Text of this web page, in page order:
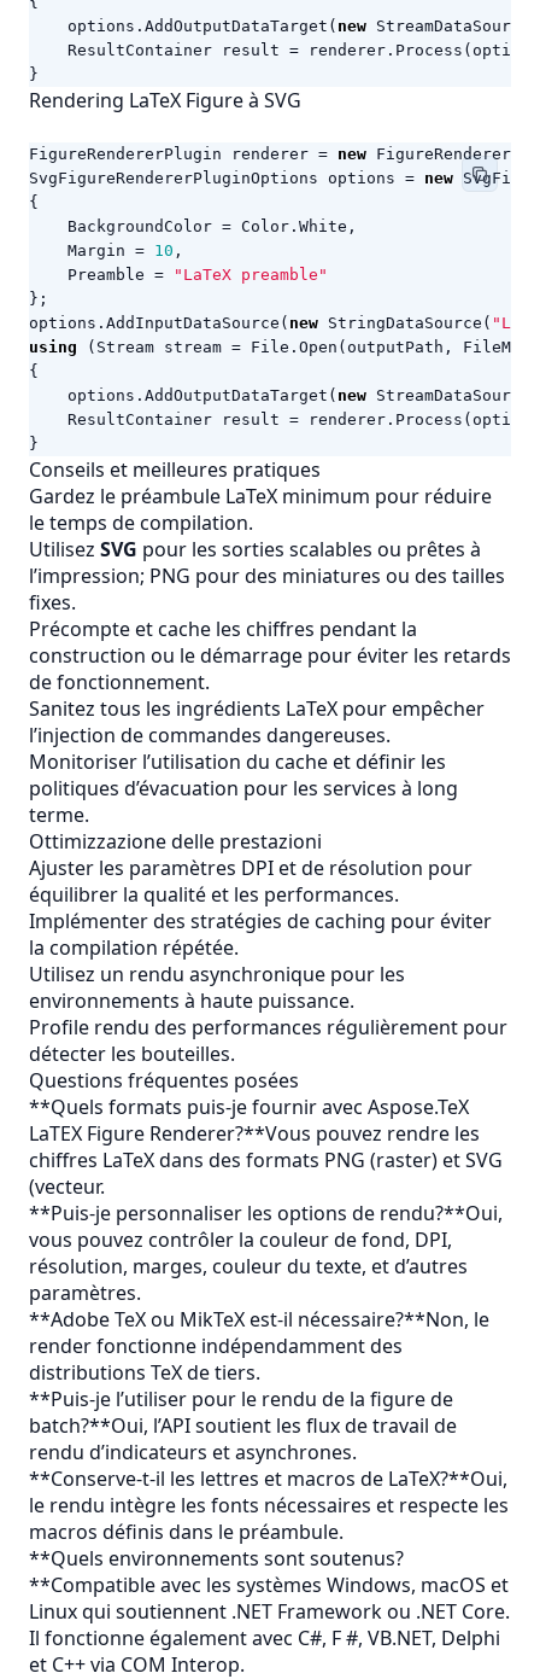
options . AddOutputDataTarget ( new StreamDataSource
ResultContainer
result = renderer . Process ( options
}
Rendering LaTeX Figure à SVG
FigureRendererPlugin renderer = new
SvgFigureRendererPluginOptions
options = new
{
BackgroundColor = Color . White ,
Margin = 10 ,
Preamble =
"LaTeX preamble"
};
options . AddInputDataSource ( new StringDataSource (
using
( Stream stream = File . Open ( outputPath ,
FileMode
{
options . AddOutputDataTarget ( new StreamDataSource
ResultContainer
result = renderer . Process ( options
}
Conseils et meilleures pratiques
Gardez le préambule LaTeX minimum pour réduire
le temps de compilation.
Utilisez SVG pour les sorties scalables ou prêtes à
l’impression; PNG pour des miniatures ou des tailles
fixes.
Précompte et cache les chiffres pendant la
construction ou le démarrage pour éviter les retards
de fonctionnement.
Sanitez tous les ingrédients LaTeX pour empêcher
l’injection de commandes dangereuses.
Monitoriser l’utilisation du cache et définir les
politiques d’évacuation pour les services à long
terme.
Ottimizzazione delle prestazioni
Ajuster les paramètres DPI et de résolution pour
équilibrer la qualité et les performances.
Implémenter des stratégies de caching pour éviter
la compilation répétée.
Utilisez un rendu asynchronique pour les
environnements à haute puissance.
Profile rendu des performances régulièrement pour
détecter les bouteilles.
Questions fréquentes posées
**Quels formats puis-je fournir avec Aspose.TeX
LaTEX Figure Renderer?**Vous pouvez rendre les
chiffres LaTeX dans des formats PNG (raster) et SVG
(vecteur.
**Puis-je personnaliser les options de rendu?**Oui,
vous pouvez contrôler la couleur de fond, DPI,
résolution, marges, couleur du texte, et d’autres
paramètres.
**Adobe TeX ou MikTeX est-il nécessaire?**Non, le
render fonctionne indépendamment des
distributions TeX de tiers.
**Puis-je l’utiliser pour le rendu de la figure de
batch?**Oui, l’API soutient les flux de travail de
rendu d’indicateurs et asynchrones.
**Conserve-t-il les lettres et macros de LaTeX?**Oui,
le rendu intègre les fonts nécessaires et respecte les
macros définis dans le préambule.
**Quels environnements sont soutenus?
**Compatible avec les systèmes Windows, macOS et
Linux qui soutiennent .NET Framework ou .NET Core.
Il fonctionne également avec C#, F #, VB.NET, Delphi
et C++ via COM Interop.